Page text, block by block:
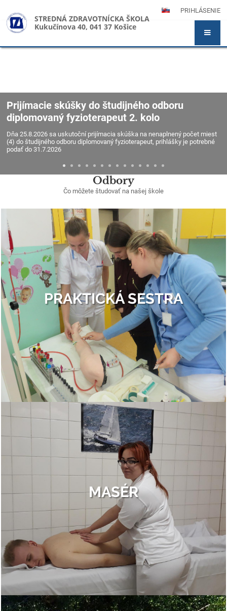
PRIHLÁSENIE
STREDNÁ ZDRAVOTNÍCKA ŠKOLA
Kukučínova 40, 041 37 Košice
Prijímacie skúšky do študijného odboru
diplomovaný fyzioterapeut 2. kolo
Dňa 25.8.2026 sa uskutoční prijímacia skúška na nenaplnený počet miest
(4) do študijného odboru diplomovaný fyzioterapeut, prihlášky je potrebné
podať do 31.7.2026
Odbory
Čo môžete študovať na našej škole
PRAKTICKÁ SESTRA
MASÉR